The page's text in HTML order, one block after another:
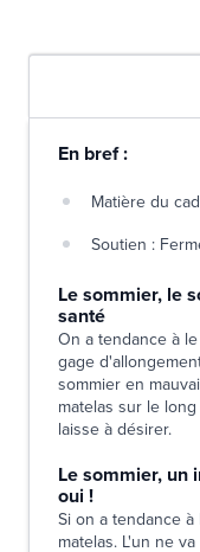
En bref :
Matière du
Soutien :
Le sommier, le
santé
On a tendance à
gage
sommier en
matelas sur le
laisse à désirer.
Le sommier, un
oui !
Si on a tendance
matelas. L'un ne